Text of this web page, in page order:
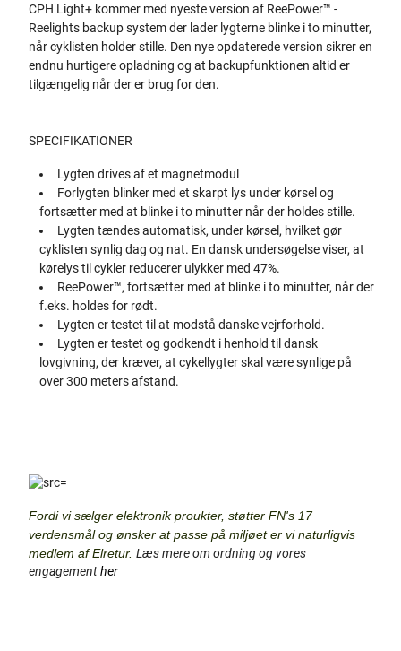
CPH Light+ kommer med nyeste version af ReePower™ -
Reelights backup system der lader lygterne blinke i to minutter,
når cyklisten holder stille. Den nye opdaterede version sikrer en
endnu hurtigere opladning og at backupfunktionen altid er
tilgængelig når der er brug for den.
SPECIFIKATIONER
Lygten drives af et magnetmodul
Forlygten blinker med et skarpt lys under kørsel og
fortsætter med at blinke i to minutter når der holdes stille.
Lygten tændes automatisk, under kørsel, hvilket gør
cyklisten synlig dag og nat. En dansk undersøgelse viser, at
kørelys til cykler reducerer ulykker med 47%.
ReePower™, fortsætter med at blinke i to minutter, når der
f.eks. holdes for rødt.
Lygten er testet til at modstå danske vejrforhold.
Lygten er testet og godkendt i henhold til dansk
lovgivning, der kræver, at cykellygter skal være synlige på
over 300 meters afstand.
Fordi vi sælger elektronik proukter, støtter FN's 17
verdensmål og ønsker at passe på miljøet er vi naturligvis
medlem af Elretur.Læs mere om ordning og vores
engagementher